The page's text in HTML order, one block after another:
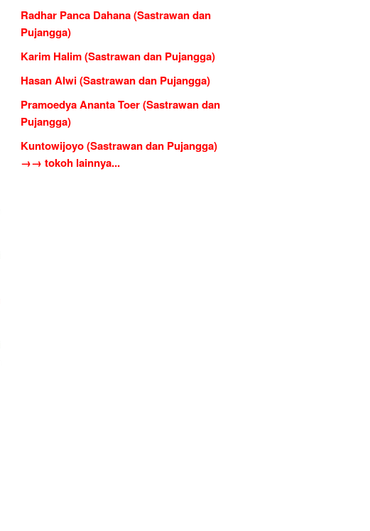
Radhar Panca Dahana (Sastrawan dan
Pujangga)
Karim Halim (Sastrawan dan Pujangga)
Hasan Alwi (Sastrawan dan Pujangga)
Pramoedya Ananta Toer (Sastrawan dan
Pujangga)
Kuntowijoyo (Sastrawan dan Pujangga)
→→ tokoh lainnya...